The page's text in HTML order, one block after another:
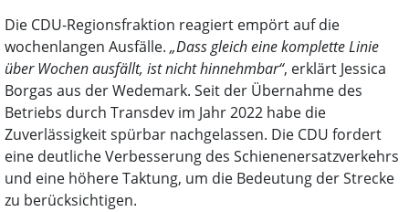
Die CDU-Regionsfraktion reagiert empört auf die
wochenlangen Ausfälle. „Dass gleich eine komplette Linie
über Wochen ausfällt, ist nicht hinnehmbar“, erklärt Jessica
Borgas aus der Wedemark. Seit der Übernahme des
Betriebs durch Transdev im Jahr 2022 habe die
Zuverlässigkeit spürbar nachgelassen. Die CDU fordert
eine deutliche Verbesserung des Schienenersatzverkehrs
und eine höhere Taktung, um die Bedeutung der Strecke
zu berücksichtigen.